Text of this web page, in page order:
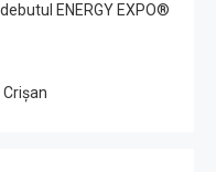
ENERGY EXPO®